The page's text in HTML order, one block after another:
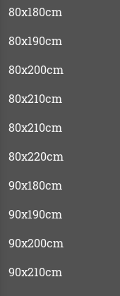
80x180cm
80x190cm
80x200cm
80x210cm
80x210cm
80x220cm
90x180cm
90x190cm
90x200cm
90x210cm